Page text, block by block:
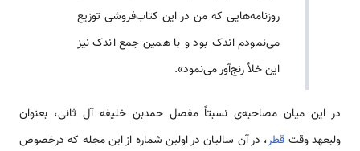
روزنامه‌هایی که من در این کتاب‌فروشی توزیع
می‌نمودم اندک بود و با همین جمع اندک نیز
این خلأ رنج‌آور می‌نمود».
در این میان مصاحبه‌ی نسبتاً مفصل حمد‌بن خلیفه آل ثانی، بعنوان
ولیعهد وقت قطر، در آن سالیان در اولین شماره از این مجله که درخصوص